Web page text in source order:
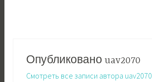
Опубликовано uav2070
Смотреть все записи автора uav2070